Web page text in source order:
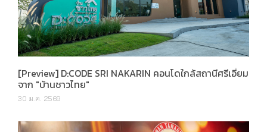
[Preview] D:CODE SRI NAKARIN คอนโดใกล้สถานีศรีเอี่ยม
จาก "บ้านชาวไทย"
30 ม.ค. 2569